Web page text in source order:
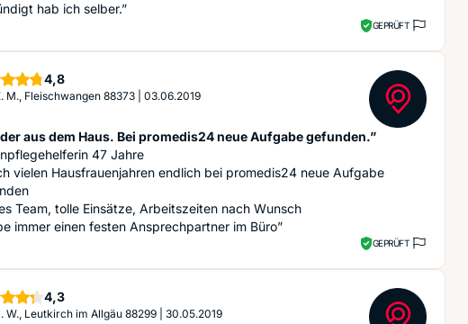
hab ich selber.”
GEPRÜFT
4,8Sterne
M., Fleischwangen 88373 03.06.2019
aus dem Haus. Bei promedis24 neue Aufgabe gefunden.”
47 Jahre
vielen Hausfrauenjahren endlich bei promedis24 neue Aufgabe
Team, tolle Einsätze, Arbeitszeiten nach Wunsch
immer einen festen Ansprechpartner im Büro”
GEPRÜFT
4,3Sterne
W., Leutkirch im Allgäu 88299 30.05.2019